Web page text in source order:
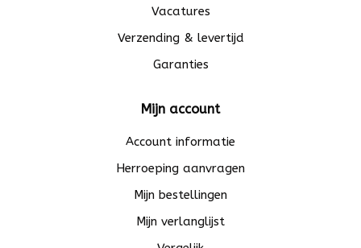
Vacatures
Verzending & levertijd
Garanties
Mijn account
Account informatie
Herroeping aanvragen
Mijn bestellingen
Mijn verlanglijst